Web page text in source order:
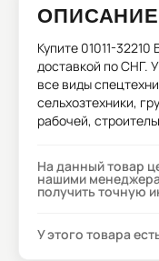
ОПИСАНИЕ
Купите 01011-32210
доставкой по СНГ.
все виды
сельхозтехники,
рабочей,
На данный товар
нашими
получить точную
У этого товара